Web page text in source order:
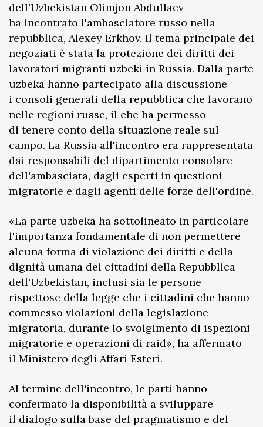
dell'Uzbekistan Olimjon Abdullaev
ha incontrato l'ambasciatore russo nella
repubblica, Alexey Erkhov. Il tema principale dei
negoziati è stata la protezione dei diritti dei
lavoratori migranti uzbeki in Russia. Dalla parte
uzbeka hanno partecipato alla discussione
i consoli generali della repubblica che lavorano
nelle regioni russe, il che ha permesso
di tenere conto della situazione reale sul
campo. La Russia all'incontro era rappresentata
dai responsabili del dipartimento consolare
dell'ambasciata, dagli esperti in questioni
migratorie e dagli agenti delle forze dell'ordine.
«La parte uzbeka ha sottolineato in particolare
l'importanza fondamentale di non permettere
alcuna forma di violazione dei diritti e della
dignità umana dei cittadini della Repubblica
dell'Uzbekistan, inclusi sia le persone
rispettose della legge che i cittadini che hanno
commesso violazioni della legislazione
migratoria, durante lo svolgimento di ispezioni
migratorie e operazioni di raid», ha affermato
il Ministero degli Affari Esteri.
Al termine dell'incontro, le parti hanno
confermato la disponibilità a sviluppare
il dialogo sulla base del pragmatismo e del